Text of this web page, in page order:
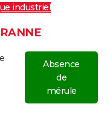
industriel
Absence
de
mérule